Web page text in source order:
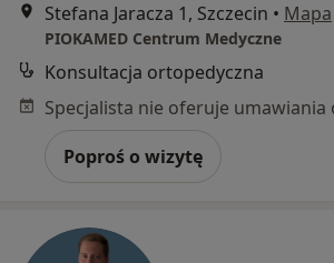
Stefana Jaracza 1, Szczecin • Mapa
PIOKAMED Centrum Medyczne
Konsultacja ortopedyczna
Poproś o wizytę